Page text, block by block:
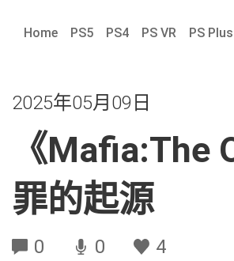
Home PS5 PS4 PS VR PS Plus
2025年05月09日
《Mafia:The
罪的起源
0 0 4